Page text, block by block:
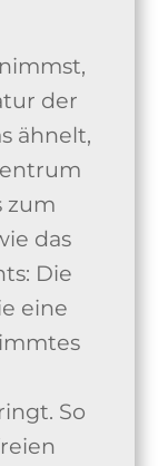
der
ähnelt,
zum
das
Die
eine
So